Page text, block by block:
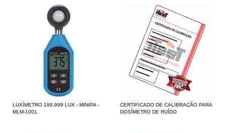
LUXÍMETRO 199.999 LUX - MINIPA -
MLM-1001
CERTIFICADO DE CALIBRAÇÃO PARA
DOSÍMETRO DE RUÍDO